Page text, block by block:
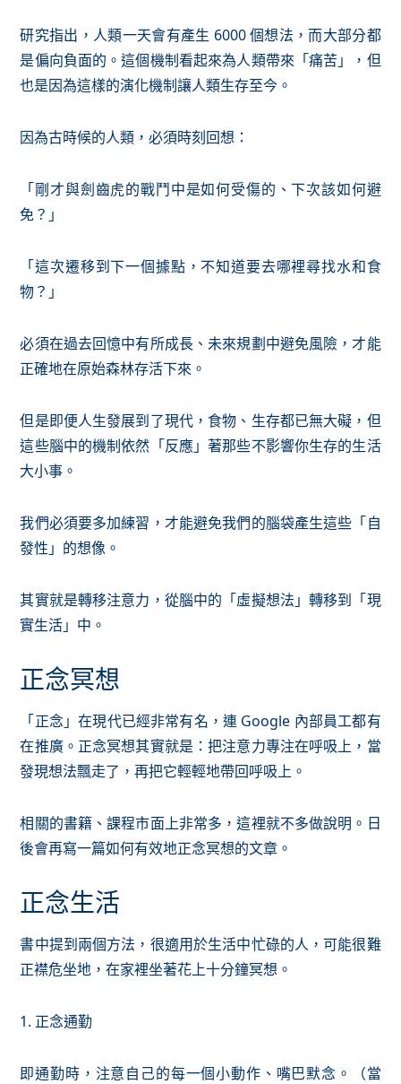
研究指出，人類一天會有產生 6000 個想法，而大部分都
是偏向負面的。這個機制看起來為人類帶來「痛苦」，但
也是因為這樣的演化機制讓人類生存至今。
因為古時候的人類，必須時刻回想：
「剛才與劍齒虎的戰鬥中是如何受傷的、下次該如何避
免？」
「這次遷移到下一個據點，不知道要去哪裡尋找水和食
物？」
必須在過去回憶中有所成長、未來規劃中避免風險，才能
正確地在原始森林存活下來。
但是即便人生發展到了現代，食物、生存都已無大礙，但
這些腦中的機制依然「反應」著那些不影響你生存的生活
大小事。
我們必須要多加練習，才能避免我們的腦袋產生這些「自
發性」的想像。
其實就是轉移注意力，從腦中的「虛擬想法」轉移到「現
實生活」中。
正念冥想
「正念」在現代已經非常有名，連 Google 內部員工都有
在推廣。正念冥想其實就是：把注意力專注在呼吸上，當
發現想法飄走了，再把它輕輕地帶回呼吸上。
相關的書籍、課程市面上非常多，這裡就不多做說明。日
後會再寫一篇如何有效地正念冥想的文章。
正念生活
書中提到兩個方法，很適用於生活中忙碌的人，可能很難
正襟危坐地，在家裡坐著花上十分鐘冥想。
1. 正念通勤
即通勤時，注意自己的每一個小動作、嘴巴默念。（當